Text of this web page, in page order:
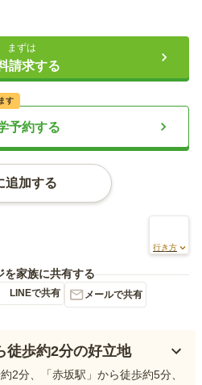
まずは
請求する
予約する
す
追加する
行き方
を家族に共有する
LINEで共有 メールで共有
徒歩約2分の好立地
2分、「赤坂駅」から徒歩約5分、